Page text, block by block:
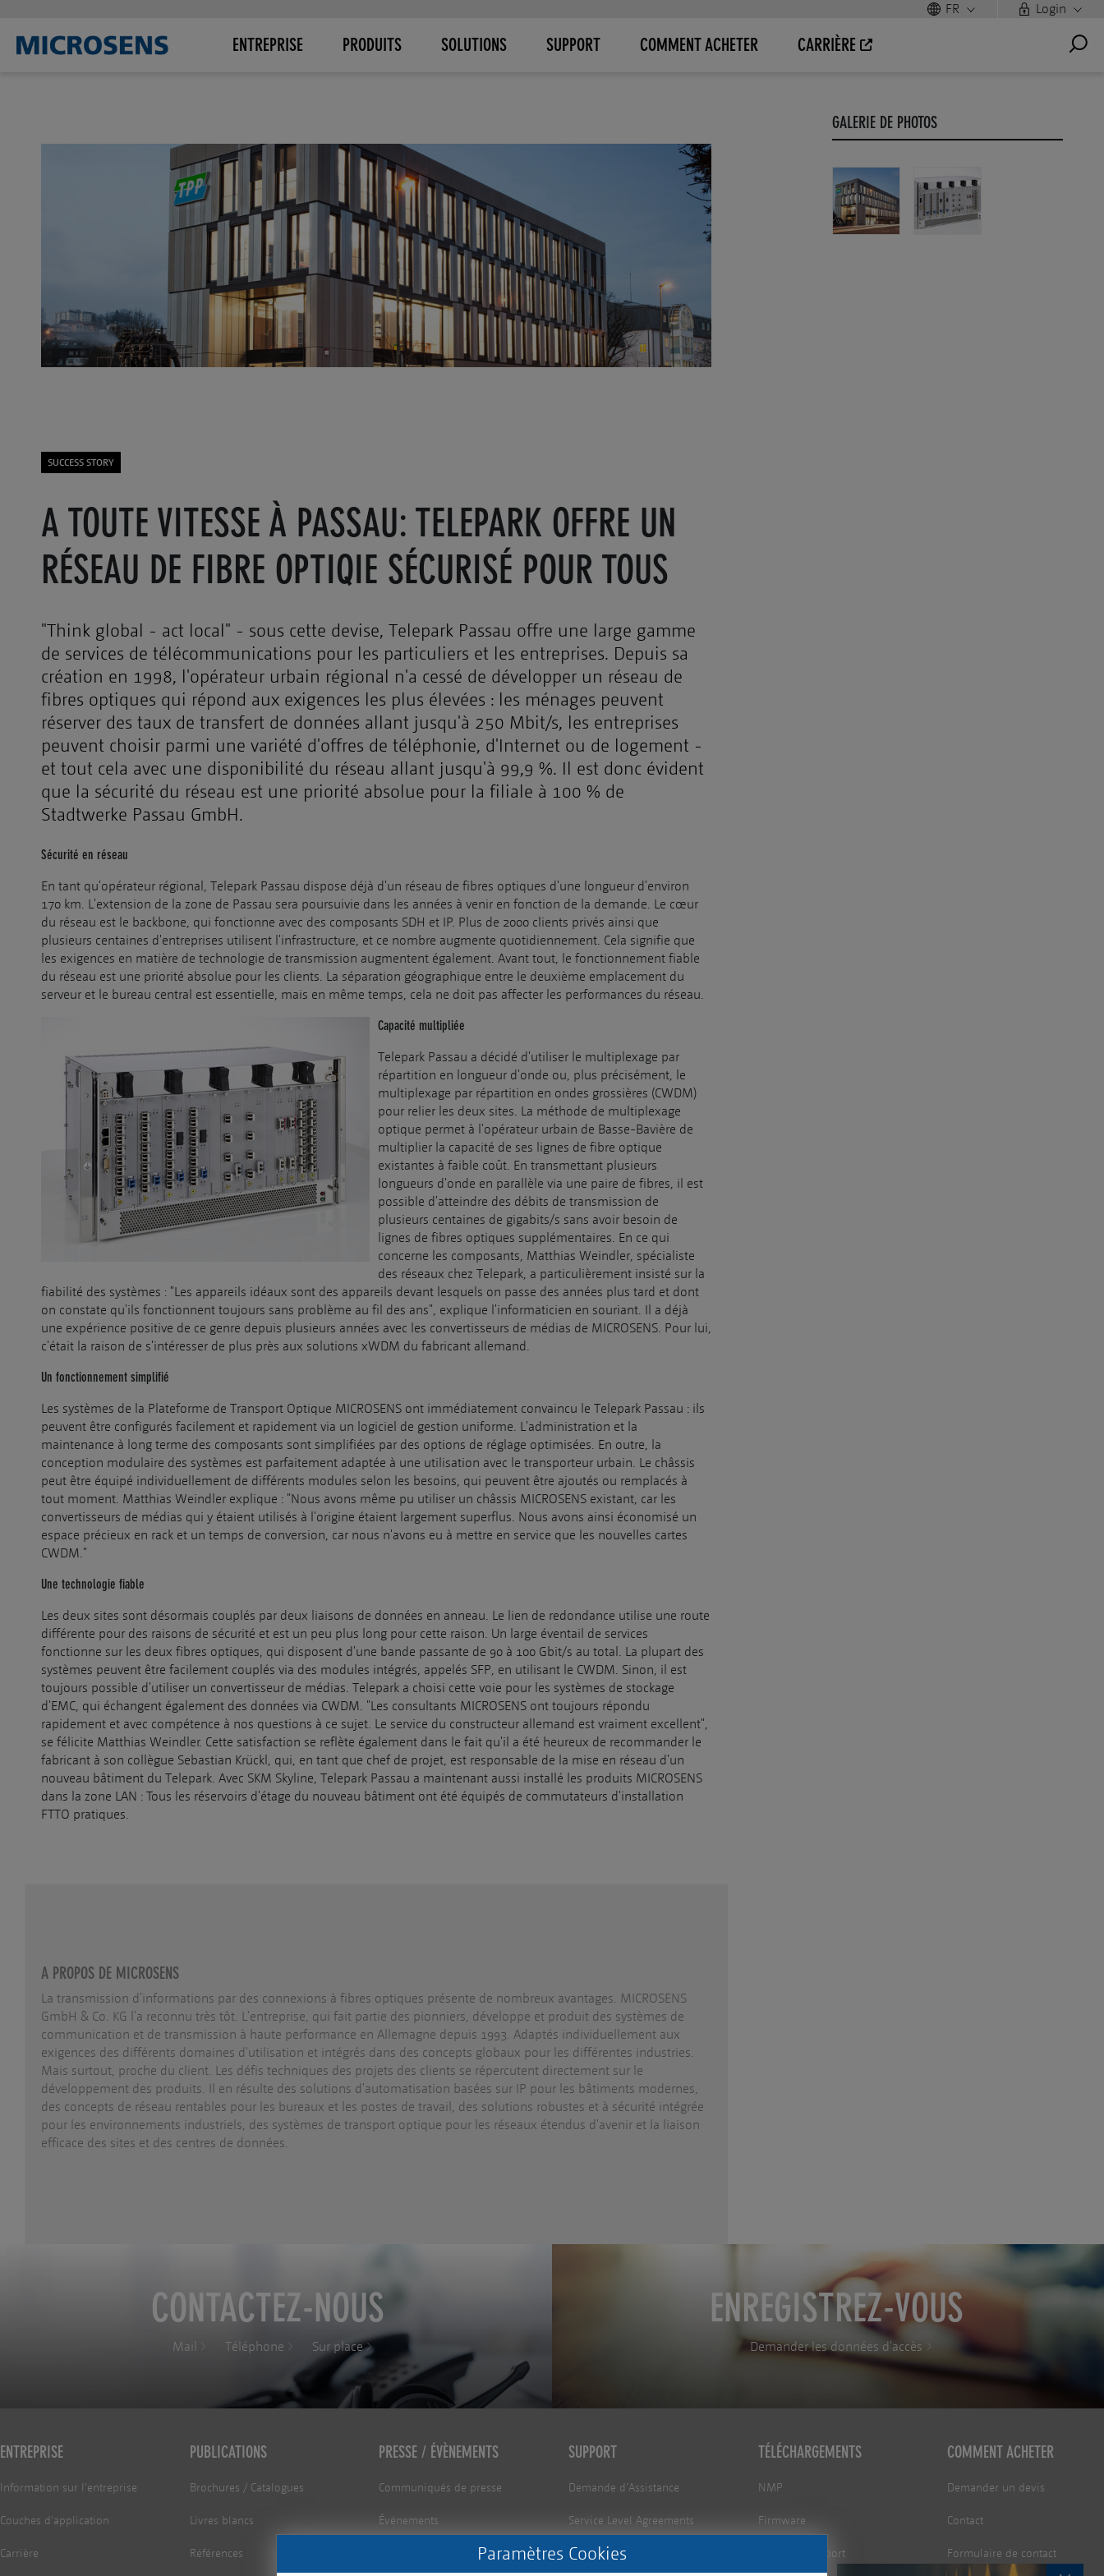
FR Login
ENTREPRISE PRODUITS SOLUTIONS SUPPORT COMMENT ACHETER CARRIÈRE
SUCCESS STORY
A TOUTE VITESSE À PASSAU: TELEPARK OFFRE UN
RÉSEAU DE FIBRE OPTIQIE SÉCURISÉ POUR TOUS
"Think global - act local" - sous cette devise, Telepark Passau offre une large gamme
de services de télécommunications pour les particuliers et les entreprises. Depuis sa
création en 1998, l'opérateur urbain régional n'a cessé de développer un réseau de
fibres optiques qui répond aux exigences les plus élevées : les ménages peuvent
réserver des taux de transfert de données allant jusqu'à 250 Mbit/s, les entreprises
peuvent choisir parmi une variété d'offres de téléphonie, d'Internet ou de logement -
et tout cela avec une disponibilité du réseau allant jusqu'à 99,9 %. Il est donc évident
que la sécurité du réseau est une priorité absolue pour la filiale à 100 % de
Stadtwerke Passau GmbH.
Sécurité en réseau
En tant qu'opérateur régional, Telepark Passau dispose déjà d'un réseau de fibres optiques d'une longueur d'environ
170 km. L'extension de la zone de Passau sera poursuivie dans les années à venir en fonction de la demande. Le cœur
du réseau est le backbone, qui fonctionne avec des composants SDH et IP. Plus de 2000 clients privés ainsi que
plusieurs centaines d'entreprises utilisent l'infrastructure, et ce nombre augmente quotidiennement. Cela signifie que
les exigences en matière de technologie de transmission augmentent également. Avant tout, le fonctionnement fiable
du réseau est une priorité absolue pour les clients. La séparation géographique entre le deuxième emplacement du
serveur et le bureau central est essentielle, mais en même temps, cela ne doit pas affecter les performances du réseau.
Capacité multipliée
Telepark Passau a décidé d'utiliser le multiplexage par
répartition en longueur d'onde ou, plus précisément, le
multiplexage par répartition en ondes grossières (CWDM)
pour relier les deux sites. La méthode de multiplexage
optique permet à l'opérateur urbain de Basse-Bavière de
multiplier la capacité de ses lignes de fibre optique
existantes à faible coût. En transmettant plusieurs
longueurs d'onde en parallèle via une paire de fibres, il est
possible d'atteindre des débits de transmission de
plusieurs centaines de gigabits/s sans avoir besoin de
lignes de fibres optiques supplémentaires. En ce qui
concerne les composants, Matthias Weindler, spécialiste
des réseaux chez Telepark, a particulièrement insisté sur la
fiabilité des systèmes : "Les appareils idéaux sont des appareils devant lesquels on passe des années plus tard et dont
on constate qu'ils fonctionnent toujours sans problème au fil des ans", explique l'informaticien en souriant. Il a déjà
une expérience positive de ce genre depuis plusieurs années avec les convertisseurs de médias de MICROSENS. Pour lui,
c'était la raison de s'intéresser de plus près aux solutions xWDM du fabricant allemand.
Un fonctionnement simplifié
Les systèmes de la Plateforme de Transport Optique MICROSENS ont immédiatement convaincu le Telepark Passau : ils
peuvent être configurés facilement et rapidement via un logiciel de gestion uniforme. L'administration et la
maintenance à long terme des composants sont simplifiées par des options de réglage optimisées. En outre, la
conception modulaire des systèmes est parfaitement adaptée à une utilisation avec le transporteur urbain. Le châssis
peut être équipé individuellement de différents modules selon les besoins, qui peuvent être ajoutés ou remplacés à
tout moment. Matthias Weindler explique : "Nous avons même pu utiliser un châssis MICROSENS existant, car les
convertisseurs de médias qui y étaient utilisés à l'origine étaient largement superflus. Nous avons ainsi économisé un
espace précieux en rack et un temps de conversion, car nous n'avons eu à mettre en service que les nouvelles cartes
CWDM."
Une technologie fiable
Les deux sites sont désormais couplés par deux liaisons de données en anneau. Le lien de redondance utilise une route
différente pour des raisons de sécurité et est un peu plus long pour cette raison. Un large éventail de services
fonctionne sur les deux fibres optiques, qui disposent d'une bande passante de 90 à 100 Gbit/s au total. La plupart des
systèmes peuvent être facilement couplés via des modules intégrés, appelés SFP, en utilisant le CWDM. Sinon, il est
toujours possible d'utiliser un convertisseur de médias. Telepark a choisi cette voie pour les systèmes de stockage
d'EMC, qui échangent également des données via CWDM. "Les consultants MICROSENS ont toujours répondu
rapidement et avec compétence à nos questions à ce sujet. Le service du constructeur allemand est vraiment excellent",
se félicite Matthias Weindler. Cette satisfaction se reflète également dans le fait qu'il a été heureux de recommander le
fabricant à son collègue Sebastian Krückl, qui, en tant que chef de projet, est responsable de la mise en réseau d'un
nouveau bâtiment du Telepark. Avec SKM Skyline, Telepark Passau a maintenant aussi installé les produits MICROSENS
dans la zone LAN : Tous les réservoirs d'étage du nouveau bâtiment ont été équipés de commutateurs d'installation
FTTO pratiques.
GALERIE DE PHOTOS
A PROPOS DE MICROSENS
La transmission d'informations par des connexions à fibres optiques présente de nombreux avantages. MICROSENS
GmbH & Co. KG l'a reconnu très tôt. L'entreprise, qui fait partie des pionniers, développe et produit des systèmes de
communication et de transmission à haute performance en Allemagne depuis 1993. Adaptés individuellement aux
exigences des différents domaines d'utilisation et intégrés dans des concepts globaux pour les différentes industries.
Mais surtout, proche du client. Les défis techniques des projets des clients se répercutent directement sur le
développement des produits. Il en résulte des solutions d'automatisation basées sur IP pour les bâtiments modernes,
des concepts de réseau rentables pour les bureaux et les postes de travail, des solutions robustes et à sécurité intégrée
pour les environnements industriels, des systèmes de transport optique pour les réseaux étendus d'avenir et la liaison
efficace des sites et des centres de données.
CONTACTEZ-NOUS
Mail Téléphone Sur place
ENREGISTREZ-VOUS
Demander les données d'accès
ENTREPRISE
Information sur l'entreprise
Couches d'application
Carrière
PUBLICATIONS
Brochures / Catalogues
Livres blancs
Références
PRESSE / ÉVÈNEMENTS
Communiqués de presse
Événements
SUPPORT
Demande d’Assistance
Service Level Agreements
Procédure RMA
TÉLÉCHARGEMENTS
NMP
Firmware
Outils de Support
COMMENT ACHETER
Demander un devis
Contact
Formulaire de contact
Paramètres Cookies